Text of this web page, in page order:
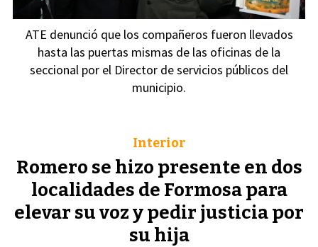
ATE denunció que los compañeros fueron llevados
hasta las puertas mismas de las oficinas de la
seccional por el Director de servicios públicos del
municipio.
Romero se hizo presente en dos
localidades de Formosa para
elevar su voz y pedir justicia por
su hija
Interior